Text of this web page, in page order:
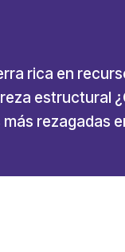
rica en
estructural
más rezagadas